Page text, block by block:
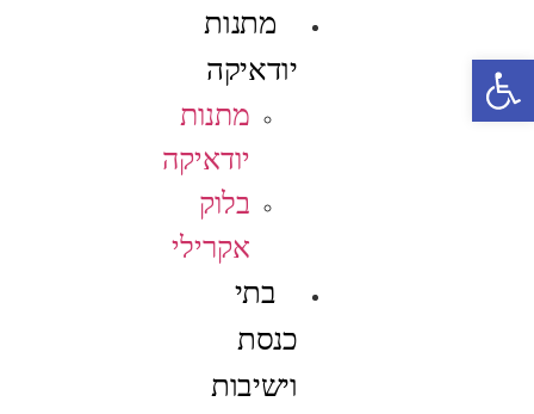
מתנות
יודאיקה
מתנות
יודאיקה
בלוק
אקרילי
בתי
כנסת
וישיבות
פתח סרגל נגישות